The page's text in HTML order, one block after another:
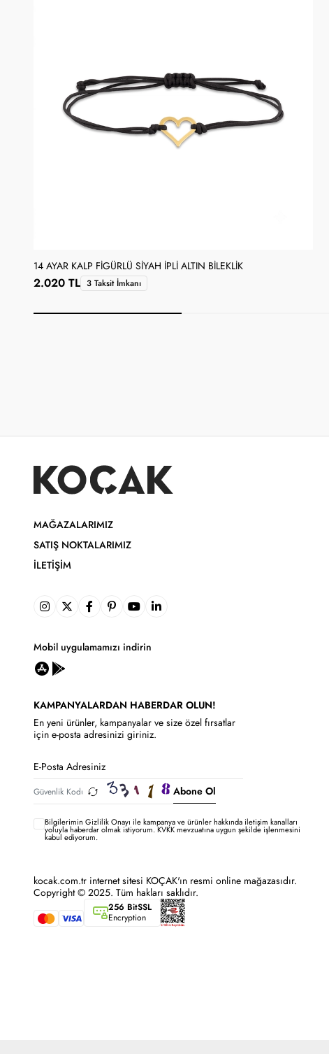
14 AYAR KALP FIGÜRLÜ SIYAH İPLI ALTIN BILEKLIK
2.020 TL 3 Taksit İmkanı
MAĞAZALARIMIZ
SATIŞ NOKTALARIMIZ
İLETIŞIM
Mobil uygulamamızı indirin
KAMPANYALARDAN HABERDAR OLUN!
En yeni ürünler, kampanyalar ve size özel fırsatlar
için e-posta adresinizi giriniz.
Abone Ol
Bilgilerimin Gizlilik Onayı ile kampanya ve ürünler hakkında iletişim kanalları
yoluyla haberdar olmak istiyorum.KVKK mevzuatına uygun şekilde işlenmesini
kabul ediyorum.
kocak.com.tr internet sitesi KOÇAK'ın resmi online mağazasıdır.
Copyright © 2025. Tüm hakları saklıdır.
256 BitSSL
Encryption